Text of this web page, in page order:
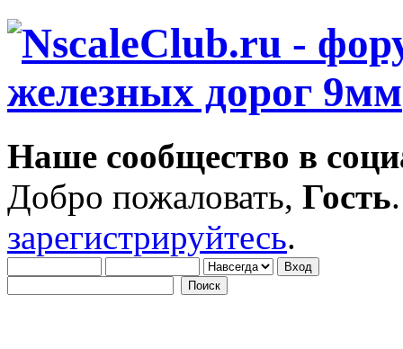
Наше сообщество в
Добро пожаловать, Гость
зарегистрируйтесь.